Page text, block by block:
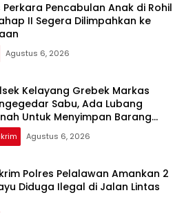
Perkara Pencabulan Anak di Rohil
II Segera Dilimpahkan ke
Agustus 6, 2026
Kelayang Grebek Markas
Sabu, Ada Lubang
Untuk Menyimpan Barang
Bukti
Agustus 6, 2026
Polres Pelalawan Amankan 2
Diduga Ilegal di Jalan Lintas